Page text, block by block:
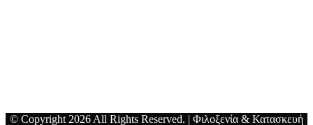
© Copyright 2026 All Rights Reserved. | Φιλοξενία & Κατασκευή